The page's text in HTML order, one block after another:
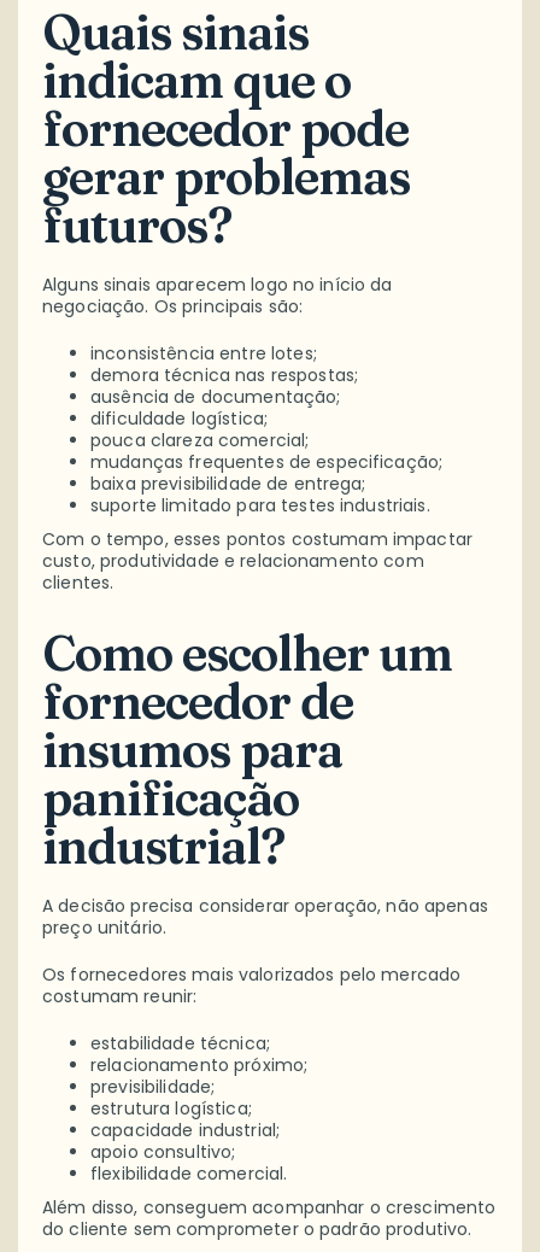
Quais sinais
indicam que o
fornecedor pode
gerar problemas
futuros?
Alguns sinais aparecem logo no início da
negociação. Os principais são:
inconsistência entre lotes;
demora técnica nas respostas;
ausência de documentação;
dificuldade logística;
pouca clareza comercial;
mudanças frequentes de especificação;
baixa previsibilidade de entrega;
suporte limitado para testes industriais.
Com o tempo, esses pontos costumam impactar
custo, produtividade e relacionamento com
clientes.
Como escolher um
fornecedor de
insumos para
panificação
industrial?
A decisão precisa considerar operação, não apenas
preço unitário.
Os fornecedores mais valorizados pelo mercado
costumam reunir:
estabilidade técnica;
relacionamento próximo;
previsibilidade;
estrutura logística;
capacidade industrial;
apoio consultivo;
flexibilidade comercial.
Além disso, conseguem acompanhar o crescimento
do cliente sem comprometer o padrão produtivo.